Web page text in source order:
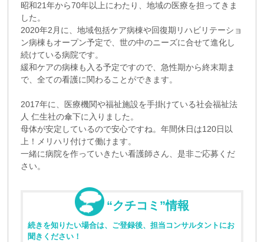
昭和21年から70年以上にわたり、地域の医療を担ってきま
した。
2020年2月に、地域包括ケア病棟や回復期リハビリテーショ
ン病棟もオープン予定で、世の中のニーズに合せて進化し
続けている病院です。
緩和ケアの病棟も入る予定ですので、急性期から終末期ま
で、全ての看護に関わることができます。
2017年に、医療機関や福祉施設を手掛けている社会福祉法
人 仁生社の傘下に入りました。
母体が安定しているので安心ですね。年間休日は120日以
上！メリハリ付けて働けます。
一緒に病院を作っていきたい看護師さん、是非ご応募くだ
さい。
“クチコミ”情報
続きを知りたい場合は、ご登録後、担当コンサルタントにお
聞きください！